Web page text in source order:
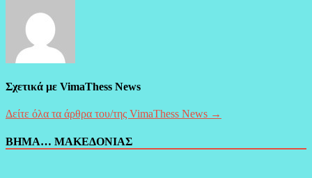
Σχετικά με VimaThess News
Δείτε όλα τα άρθρα του/της VimaThess News →
ΒΗΜΑ… ΜΑΚΕΔΟΝΙΑΣ